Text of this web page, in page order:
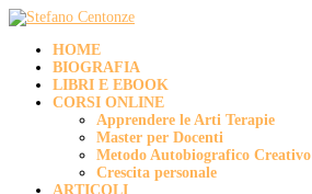
HOME
BIOGRAFIA
LIBRI E EBOOK
CORSI ONLINE
Apprendere le Arti Terapie
Master per Docenti
Metodo Autobiografico Creativo
Crescita personale
ARTICOLI